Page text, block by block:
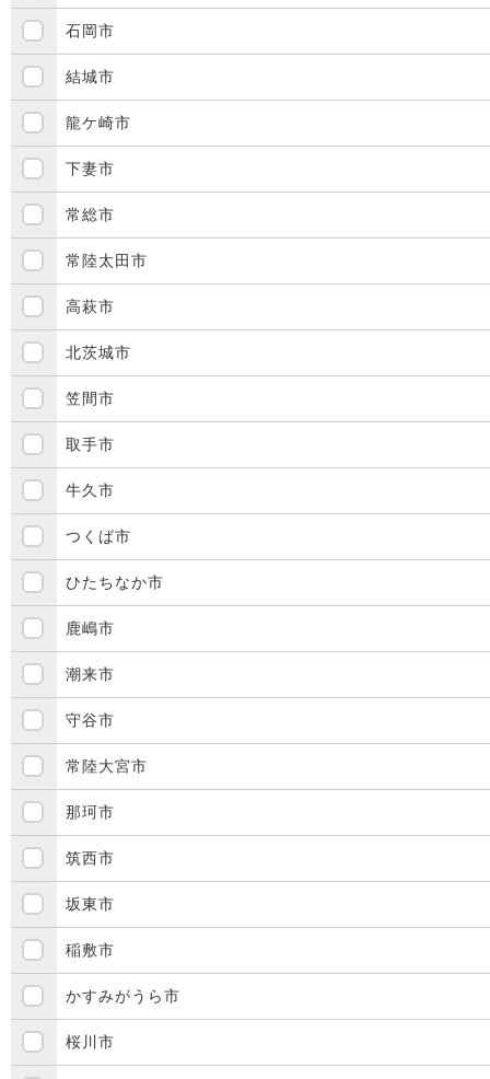
石岡市
結城市
龍ケ崎市
下妻市
常総市
常陸太田市
高萩市
北茨城市
笠間市
取手市
牛久市
つくば市
ひたちなか市
鹿嶋市
潮来市
守谷市
常陸大宮市
那珂市
筑西市
坂東市
稲敷市
かすみがうら市
桜川市